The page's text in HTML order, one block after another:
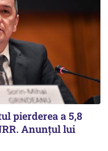
pierderea a 5,8
Anunțul lui